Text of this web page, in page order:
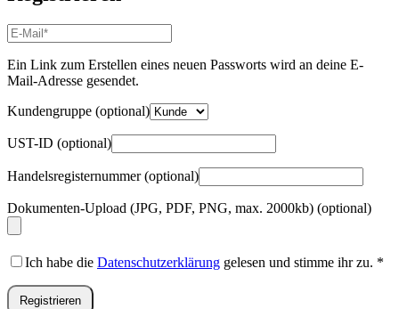
E-
Mail-
Adresse*
Erforderlich
Ein Link zum Erstellen eines neuen Passworts wird an deine E-
Mail-Adresse gesendet.
Kundengruppe (optional)
UST-ID (optional)
Handelsregisternummer(optional)
Dokumenten-Upload (JPG, PDF, PNG, max. 2000kb) (optional)
Ich habe die Datenschutzerklärung gelesen und stimme ihr zu. *
Registrieren